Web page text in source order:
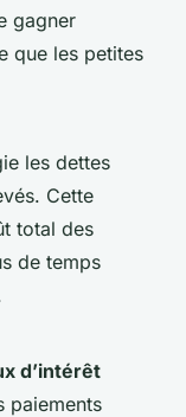
gagner
que les petites
les dettes
Cette
total des
de temps
d’intérêt
paiements